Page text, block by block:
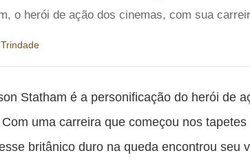
o herói de ação dos cinemas, com sua
Statham é a personificação do herói de
uma carreira que começou nos
britânico duro na queda encontrou seu